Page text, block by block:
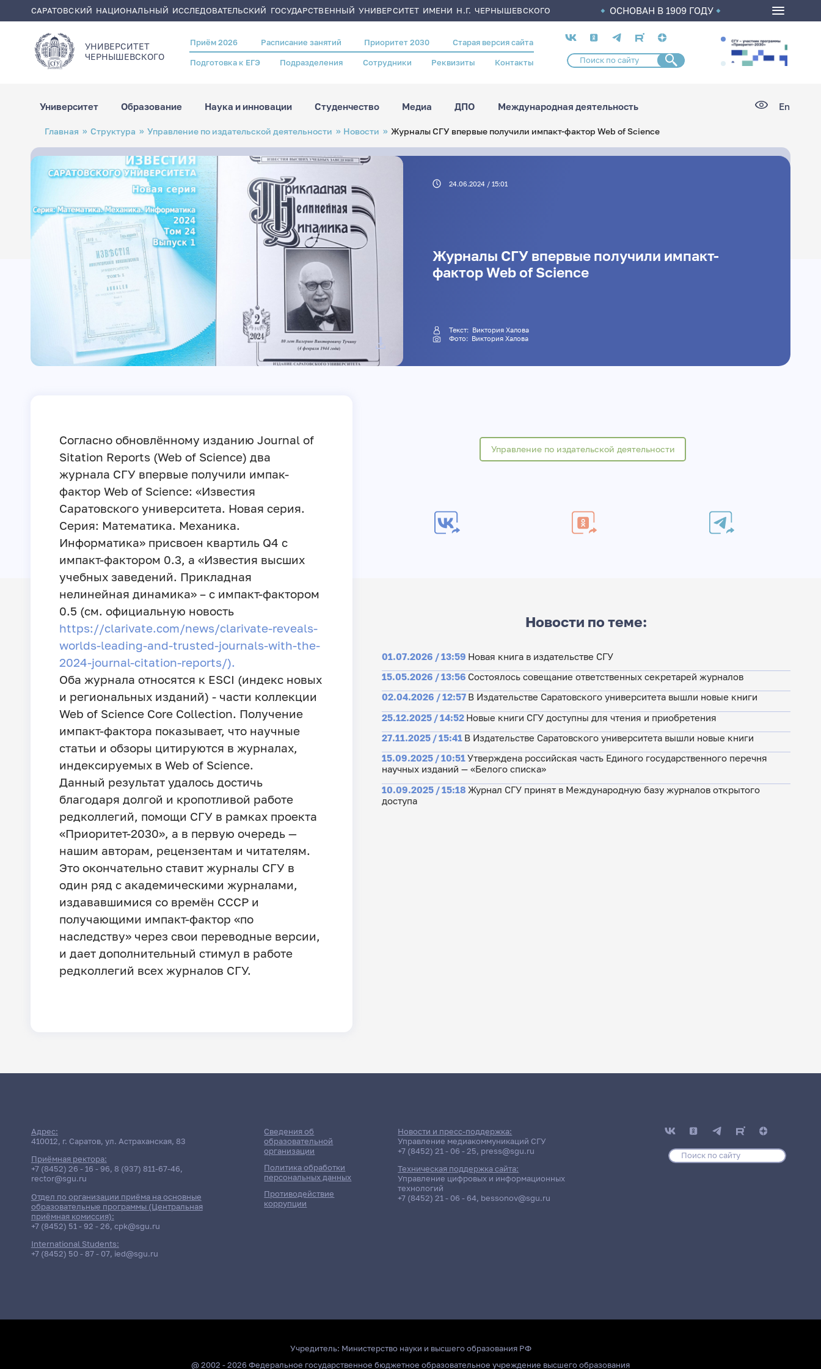
содержанию
САРАТОВСКИЙ НАЦИОНАЛЬНЫЙ ИССЛЕДОВАТЕЛЬСКИЙ ГОСУДАРСТВЕННЫЙ УНИВЕРСИТЕТ ИМЕНИ Н.Г. ЧЕРНЫШЕВСКОГО ОСНОВАН В 1909 ГОДУ
УНИВЕРСИТЕТ
ЧЕРНЫШЕВСКОГO
Header
menu
Приём 2026 Расписание занятий Приоритет 2030 Старая версия сайта
Подготовка к ЕГЭ Подразделения Сотрудники Реквизиты Контакты
Социальные
сети
Университет Образование Наука и инновации Студенчество Медиа ДПО Международная деятельность En
Строка
навигации
Главная Структура Управление по издательской деятельности Новости Журналы СГУ впервые получили импакт-фактор Web of Science
24.06.2024 / 15:01
Журналы СГУ впервые получили импакт-
фактор Web of Science
Текст: Виктория Халова
Фото: Виктория Халова
Согласно обновлённому изданию Journal of
Sitation Reports (Web of Science) два
журнала СГУ впервые получили импак-
фактор Web of Science: «Известия
Саратовского университета. Новая серия.
Серия: Математика. Механика.
Информатика» присвоен квартиль Q4 с
импакт-фактором 0.3, а «Известия высших
учебных заведений. Прикладная
нелинейная динамика» – с импакт-фактором
0.5 (см. официальную новость
https://clarivate.com/news/clarivate-reveals-
worlds-leading-and-trusted-journals-with-the-
2024-journal-citation-reports/).
Оба журнала относятся к ESCI (индекс новых
и региональных изданий) - части коллекции
Web of Science Core Collection. Получение
импакт-фактора показывает, что научные
статьи и обзоры цитируются в журналах,
индексируемых в Web of Science.
Данный результат удалось достичь
благодаря долгой и кропотливой работе
редколлегий, помощи СГУ в рамках проекта
«Приоритет-2030», а в первую очередь —
нашим авторам, рецензентам и читателям.
Это окончательно ставит журналы СГУ в
один ряд с академическими журналами,
издававшимися со времён СССР и
получающими импакт-фактор «по
наследству» через свои переводные версии,
и дает дополнительный стимул в работе
редколлегий всех журналов СГУ.
Управление по издательской деятельности
Новости по теме:
01.07.2026 / 13:59 Новая книга в издательстве СГУ
15.05.2026 / 13:56 Состоялось совещание ответственных секретарей журналов
02.04.2026 / 12:57 В Издательстве Саратовского университета вышли новые книги
25.12.2025 / 14:52 Новые книги СГУ доступны для чтения и приобретения
27.11.2025 / 15:41 В Издательстве Саратовского университета вышли новые книги
15.09.2025 / 10:51Утверждена российская часть Единого государственного перечня
научных изданий — «Белого списка»
10.09.2025 / 15:18 Журнал СГУ принят в Международную базу журналов открытого
доступа
Адрес:
410012, г. Саратов, ул. Астраханская, 83
Приёмная ректора:
+7 (8452) 26 - 16 - 96, 8 (937) 811-67-46,
rector@sgu.ru
Отдел по организации приёма на основные
образовательные программы (Центральная
приёмная комиссия):
+7 (8452) 51 - 92 - 26, cpk@sgu.ru
International Students:
+7 (8452) 50 - 87 - 07, ied@sgu.ru
Сведения об
образовательной
организации
Политика обработки
персональных данных
Противодействие
коррупции
Новости и пресс-поддержка:
Управление медиакоммуникаций СГУ
+7 (8452) 21 - 06 - 25, press@sgu.ru
Техническая поддержка сайта:
Управление цифровых и информационных
технологий
+7 (8452) 21 - 06 - 64, bessonov@sgu.ru
Учредитель: Министерство науки и высшего образования РФ
@ 2002 - 2026 Федеральное государственное бюджетное образовательное учреждение высшего образования